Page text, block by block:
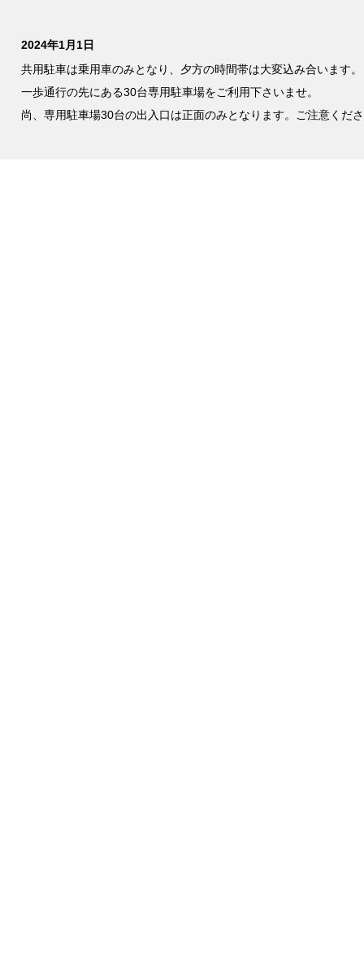
2024年1月1日
共用駐車は乗用車のみとなり、夕方の時間帯は大変込み合います。
一歩通行の先にある30台専用駐車場をご利用下さいませ。
尚、専用駐車場30台の出入口は正面のみとなります。ご注意くだ